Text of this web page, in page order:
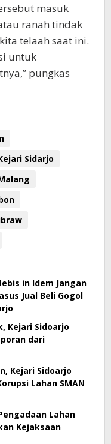
masuk
ranah tindak
telaah saat ini.
untuk
pungkas
Sidarjo
in Idem Jangan
Jual Beli Gogol
Kejari Sidoarjo
dari
Kejari Sidoarjo
Lahan SMAN
Lahan
Kejaksaan